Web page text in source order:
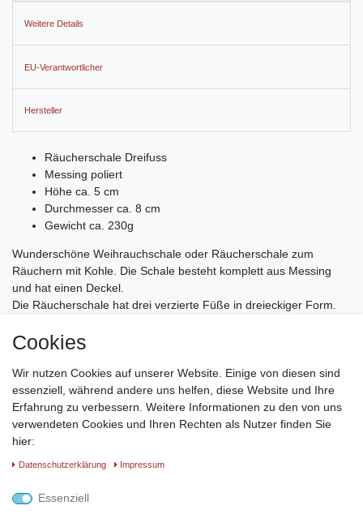
Weitere Details
EU-Verantwortlicher
Hersteller
Räucherschale Dreifuss
Messing poliert
Höhe ca. 5 cm
Durchmesser ca. 8 cm
Gewicht ca. 230g
Wunderschöne Weihrauchschale oder Räucherschale zum
Räuchern mit Kohle. Die Schale besteht komplett aus Messing
und hat einen Deckel.
Die Räucherschale hat drei verzierte Füße in dreieckiger Form.
dem Korpus
mit Aussparungen, wo der Rauch aufsteigen kann. Der Deckel ist
oben mit einem Blattmotive
versiert, welches man auch spüren kann, da es leicht erhaben ist.
Um den Deckel vom Korpus abzunehmen, bietet sich der Griff
oben am Deckel an.
Cookies
Wir nutzen Cookies auf unserer Website. Einige von diesen sind
essenziell, während andere uns helfen, diese Website und Ihre
Erfahrung zu verbessern. Weitere Informationen zu den von uns
verwendeten Cookies und Ihren Rechten als Nutzer finden Sie
hier:
Daten­schutz­erklärung Impressum
Essenziell